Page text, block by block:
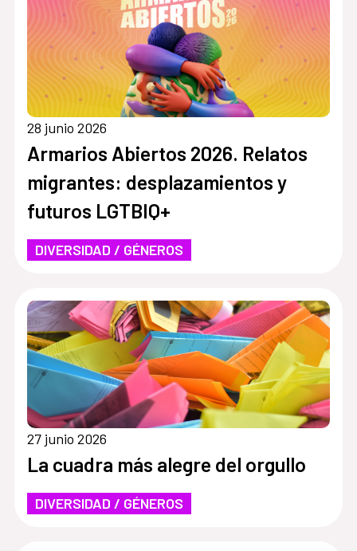
28 junio 2026
Armarios Abiertos 2026. Relatos
migrantes: desplazamientos y
futuros LGTBIQ+
DIVERSIDAD / GÉNEROS
27 junio 2026
La cuadra más alegre del orgullo
DIVERSIDAD / GÉNEROS